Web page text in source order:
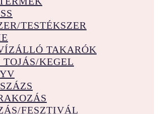
TESTÉKSZER
TAKARÓK
TOJÁS/KEGEL
FESZTIVÁL